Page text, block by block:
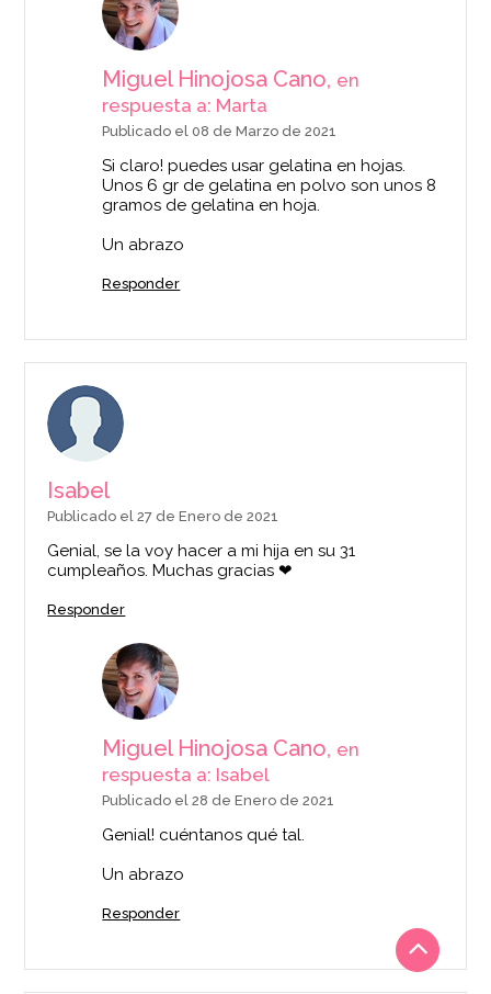
Topping de Dulce de
Leche 1,2 Kg
11,95€
Rollo de Acetato
para Pastelería 10
metros x 12 cm de
alto
Miguel Hinojosa Cano, en
respuesta a: Marta
Publicado el 08 de Marzo de 2021
Si claro! puedes usar gelatina en hojas.
Unos 6 gr de gelatina en polvo son unos 8
gramos de gelatina en hoja.
Un abrazo
Responder
Isabel
Publicado el 27 de Enero de 2021
Genial, se la voy hacer a mi hija en su 31
cumpleaños. Muchas gracias ❤
Responder
Miguel Hinojosa Cano, en
respuesta a: Isabel
Publicado el 28 de Enero de 2021
Genial! cuéntanos qué tal.
Un abrazo
Responder